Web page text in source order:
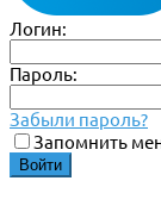
Логин:
Пароль:
Забыли пароль?
Запомнить